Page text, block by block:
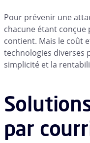
Pour prévenir une
chacune étant
contient. Mais le coût
technologies diverses
simplicité et la
par